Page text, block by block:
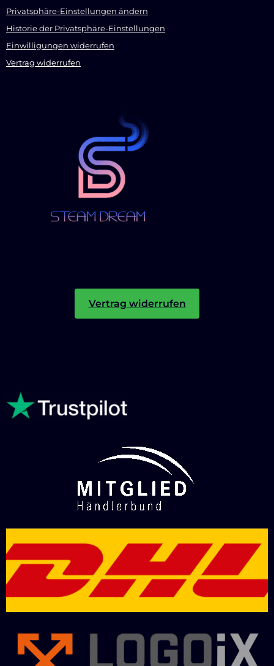
Privatsphäre-Einstellungen ändern
Historie der Privatsphäre-Einstellungen
Einwilligungen widerrufen
Vertrag widerrufen
Vertrag widerrufen